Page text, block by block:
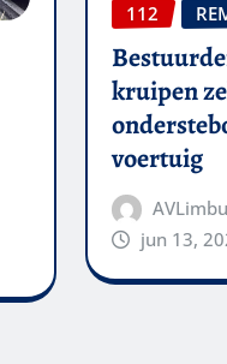
112
kruipen
voertuig
jun 13,